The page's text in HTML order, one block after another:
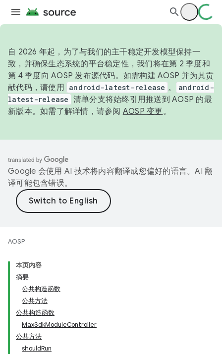
自 2026 年起，为了与我们的主干稳定开发模型保持一
致，并确保生态系统的平台稳定性，我们将在第 2 季度和
第 4 季度向 AOSP 发布源代码。如需构建 AOSP 并为其贡
献代码，请使用 android-latest-release 。
android-
latest-release 清单分支将始终引用推送到 AOSP 的最
新版本。如需了解详情，请参阅 AOSP 变更。
Google 会使用 AI 技术将内容翻译成您偏好的语言。AI 翻
译可能包含错误。
AOSP
本页内容
摘要
公共构造函数
公共方法
公共构造函数
MaxSdkModuleController
公共方法
shouldRun